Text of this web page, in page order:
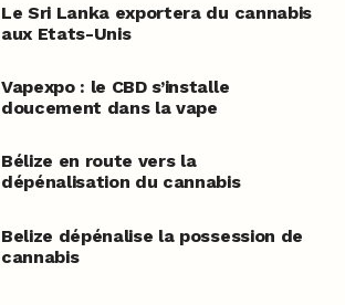
Le Sri Lanka exportera du cannabis
aux Etats-Unis
Vapexpo : le CBD s’installe
doucement dans la vape
Bélize en route vers la
dépénalisation du cannabis
Belize dépénalise la possession de
cannabis